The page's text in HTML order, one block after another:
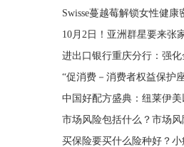
Swisse蔓越莓解锁女性健康
10月2日！亚洲群星要来张
进出口银行重庆分行：强
“促消费－消费者权益保护
中国好配方盛典：纽莱伊
市场风险包括什么？市场风
买保险要买什么险种好？